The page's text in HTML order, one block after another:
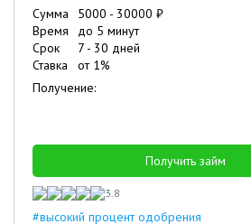
Сумма 5000 - 30000 ₽
Время
до 5 минут
Срок
7 - 30 дней
Ставка
от 1%
Получение:
Получить займ
3.8
#высокий процент одобрения